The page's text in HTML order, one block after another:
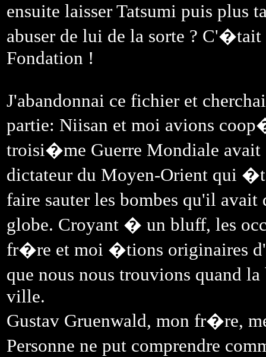
ensuite laisser Tatsumi puis plus
abuser de lui de la sorte ?
Fondation !
J'abandonnai ce fichier et
partie: Niisan et moi avions
troisi�me Guerre Mondiale avait
dictateur du Moyen-Orient qui
faire sauter les bombes qu'il
globe. Croyant � un bluff, les
fr�re et moi �tions originaires
que nous nous trouvions quand
ville.
Gustav Gruenwald, mon fr�re,
Personne ne put comprendre